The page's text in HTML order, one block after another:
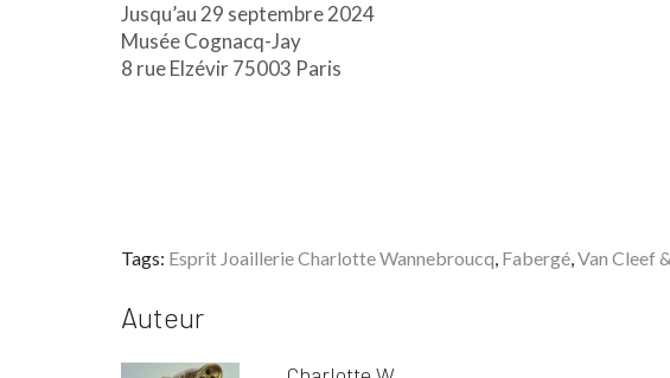
Jusqu’au 29 septembre 2024
Musée Cognacq-Jay
8 rue Elzévir 75003 Paris
Tags: Esprit Joaillerie Charlotte Wannebroucq Fabergé Van Cleef
Auteur